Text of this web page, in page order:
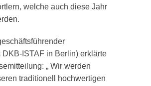
welche auch diese Jahr
ISTAF in Berlin) erklärte
„ Wir werden
traditionell hochwertigen